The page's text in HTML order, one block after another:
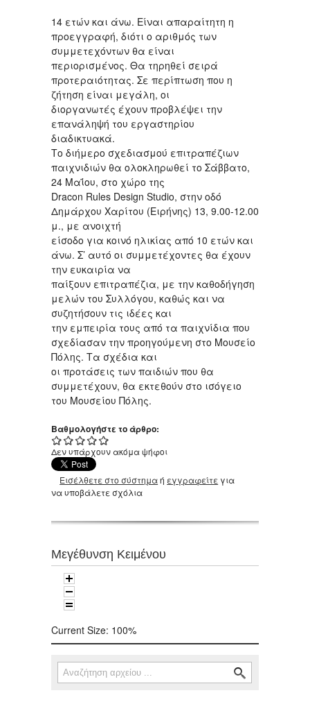
14 ετών και άνω. Είναι απαραίτητη η
προεγγραφή, διότι ο αριθμός των
συμμετεχόντων θα είναι
περιορισμένος. Θα τηρηθεί σειρά
προτεραιότητας. Σε περίπτωση που η
ζήτηση είναι μεγάλη, οι
διοργανωτές έχουν προβλέψει την
επανάληψή του εργαστηρίου
διαδικτυακά.
Το διήμερο σχεδιασμού επιτραπέζιων
παιχνιδιών θα ολοκληρωθεί το Σάββατο,
24 Μαΐου, στο χώρο της
Dracon Rules Design Studio, στην οδό
Δημάρχου Χαρίτου (Ειρήνης) 13, 9.00-12.00
μ., με ανοιχτή
είσοδο για κοινό ηλικίας από 10 ετών και
άνω. Σ’ αυτό οι συμμετέχοντες θα έχουν
την ευκαιρία να
παίξουν επιτραπέζια, με την καθοδήγηση
μελών του Συλλόγου, καθώς και να
συζητήσουν τις ιδέες και
την εμπειρία τους από τα παιχνίδια που
σχεδίασαν την προηγούμενη στο Μουσείο
Πόλης. Τα σχέδια και
οι προτάσεις των παιδιών που θα
συμμετέχουν, θα εκτεθούν στο ισόγειο
του Μουσείου Πόλης.
Βαθμολογήστε το άρθρο:
Δεν υπάρχουν ακόμα ψήφοι
Εισέλθετε στο σύστημαή εγγραφείτε για
να υποβάλετε σχόλια
Μεγέθυνση Κειμένου
Current Size: 100%
Φόρμα αναζήτησης
Αναζήτηση